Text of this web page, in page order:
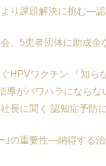
り課題解決に挑む―
、5患者団体に助成
HPVワクチン 「知ら
導がパワハラになら
長に聞く 認知症予
｣の重要性―納得する